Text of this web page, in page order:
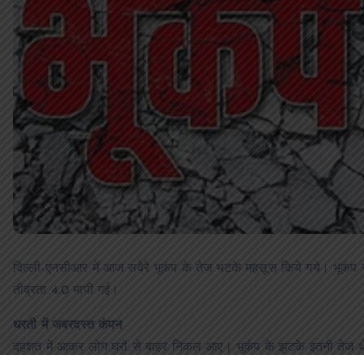
दिल्ली-एनसीआर में आज सवेरे भूकंप के तेज भटके महसूस किये गये। भूकंप
तीव्रता 4.0 मापी गई।
धरती में जबरदस्त कंपन
दहशत में आकर लोग घरों से बाहर निकल आए। भूकंप के झटके इतनी तेज